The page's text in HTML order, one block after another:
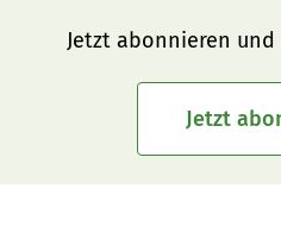
Jetzt abonnieren
Jetzt